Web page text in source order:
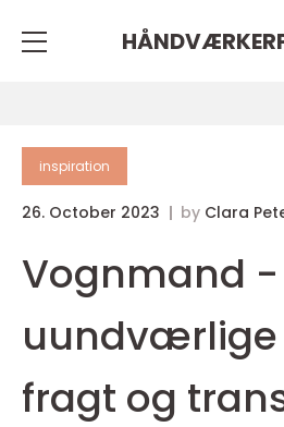
inspiration
26. October 2023 by Clara
Vognmand -
uundværlige
fragt og